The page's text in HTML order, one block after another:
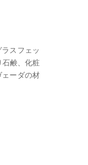
スフェッ
鹸、化粧
ーダの材